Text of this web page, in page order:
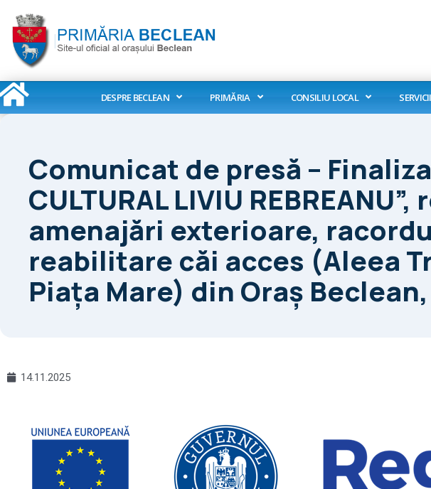
content
DESPRE BECLEAN PRIMĂRIA CONSILIU LOCAL
Comunicat de presă –
CULTURAL LIVIU
amenajări exterioare,
reabilitare căi acces (Aleea
Piața Mare) din Oraș
14.11.2025